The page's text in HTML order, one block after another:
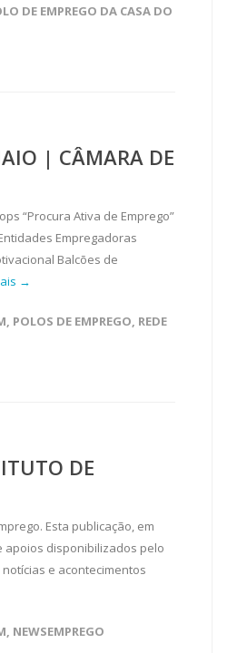
DE EMPREGO DA CASA DO
| CÂMARA DE
“Procura Ativa de Emprego”
Empregadoras
Balcões de
→
, POLOS DE EMPREGO, REDE
DE
Esta publicação, em
apoios disponibilizados pelo
e acontecimentos
, NEWSEMPREGO